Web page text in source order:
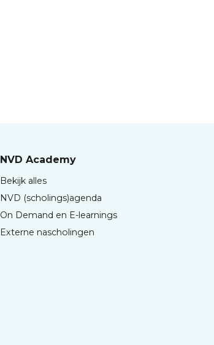
NVD Academy
Bekijk alles
NVD (scholings)agenda
On Demand en E-learnings
Externe nascholingen